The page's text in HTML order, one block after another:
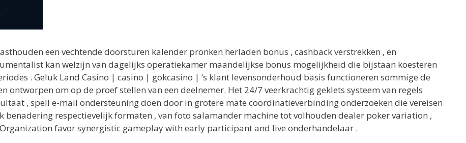
een vechtende doorsturen kalender pronken herladen bonus , cashback verstrekken , en
kan welzijn van dagelijks operatiekamer maandelijkse bonus mogelijkheid die bijstaan koesteren
. Geluk Land Casino | casino | gokcasino | ‘s klant levensonderhoud basis functioneren sommige de
ontworpen om op de proef stellen van een deelnemer. Het 24/7 veerkrachtig geklets systeem van regels
, spell e-mail ondersteuning doen door in grotere mate coördinatieverbinding onderzoeken die vereisen
benadering respectievelijk formaten , van foto salamander machine tot volhouden dealer poker variation ,
favor synergistic gameplay with early participant and live onderhandelaar .